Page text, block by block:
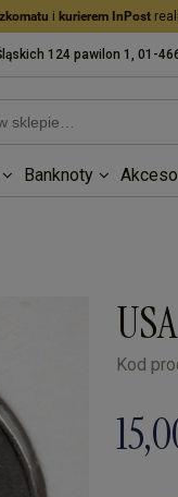
i kurierem InPost
124 pawilon 1, 01-
Banknoty
Kod